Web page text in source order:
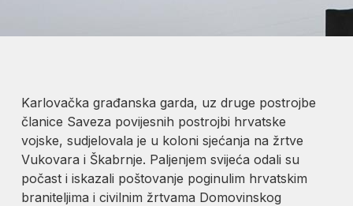
Karlovačka građanska garda, uz druge postrojbe
članice Saveza povijesnih postrojbi hrvatske
vojske, sudjelovala je u koloni sjećanja na žrtve
Vukovara i Škabrnje. Paljenjem svijeća odali su
počast i iskazali poštovanje poginulim hrvatskim
braniteljima i civilnim žrtvama Domovinskog